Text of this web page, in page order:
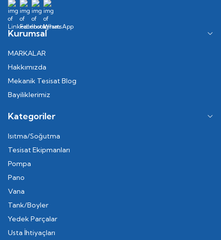
Kurumsal
MARKALAR
Hakkımızda
Mekanik Tesisat Blog
Bayiliklerimiz
Kategoriler
Isıtma/Soğutma
Tesisat Ekipmanları
Pompa
Pano
Vana
Tank/Boyler
Yedek Parçalar
Usta İhtiyaçları